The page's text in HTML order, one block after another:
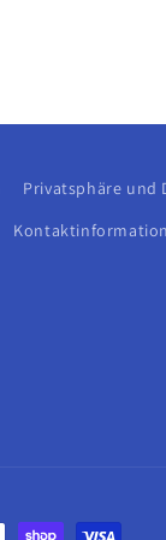
Privatsphäre und